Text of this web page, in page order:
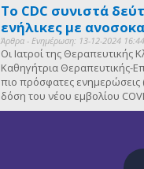
Το CDC συνιστά
ενήλικες με
Άρθρα - Ενημέρωση: 13-12-2024 16:44
Οι Ιατροί της
Καθηγήτρια Θεραπευτικής-
πιο πρόσφατες ενημερώσεις
δόση του νέου εμβολίου